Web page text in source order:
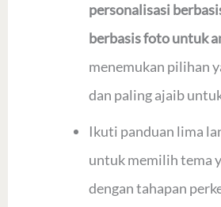
personalisasi
berbasis foto untuk
menemukan pilihan
dan paling ajaib
Ikuti panduan lima
untuk memilih tema
dengan tahapan